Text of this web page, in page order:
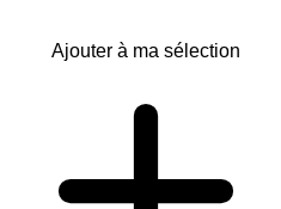
Ajouter à ma sélection